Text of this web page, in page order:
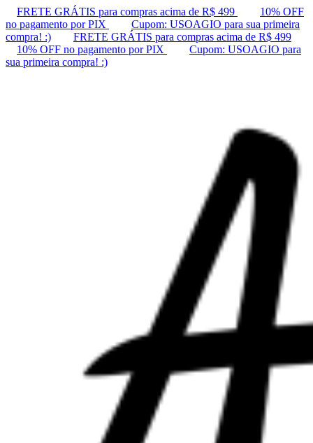
FRETE GRÁTIS para compras acima de R$ 499
10% OFF
no pagamento por PIX
Cupom: USOAGIO para sua primeira
compra! :)
FRETE GRÁTIS para compras acima de R$ 499
10% OFF no pagamento por PIX
Cupom: USOAGIO para
sua primeira compra! :)